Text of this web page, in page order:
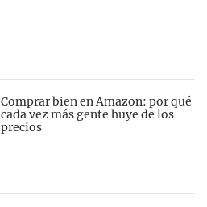
Comprar bien en Amazon: por qué
cada vez más gente huye de los
precios